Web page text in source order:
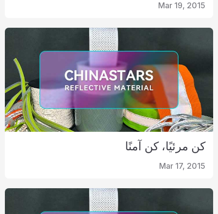
Mar 19, 2015
كن مرئيًا، كن آمنًا
Mar 17, 2015